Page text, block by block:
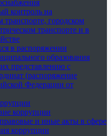
контроль на
транспорте, городском
транспорте и в
в распоряжении
образования
представлению с
(распоряжение
Федерации от
коррупции
и иные акты в сфере
коррупции